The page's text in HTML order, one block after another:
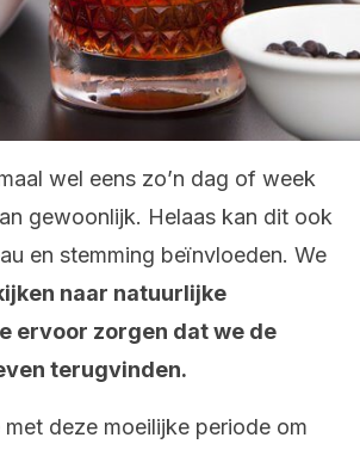
wel eens zo’n dag of week
gewoonlijk. Helaas kan dit ook
en stemming beïnvloeden. We
naar natuurlijke
ervoor zorgen dat we de
terugvinden.
deze moeilijke periode om